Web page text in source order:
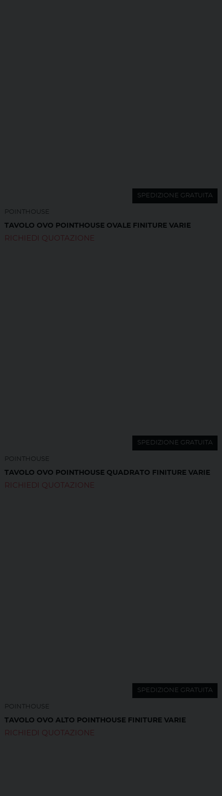
SPEDIZIONE GRATUITA
POINTHOUSE
TAVOLO OVO POINTHOUSE OVALE FINITURE VARIE
RICHIEDI QUOTAZIONE
SPEDIZIONE GRATUITA
POINTHOUSE
TAVOLO OVO POINTHOUSE QUADRATO FINITURE VARIE
RICHIEDI QUOTAZIONE
SPEDIZIONE GRATUITA
POINTHOUSE
TAVOLO OVO ALTO POINTHOUSE FINITURE VARIE
RICHIEDI QUOTAZIONE